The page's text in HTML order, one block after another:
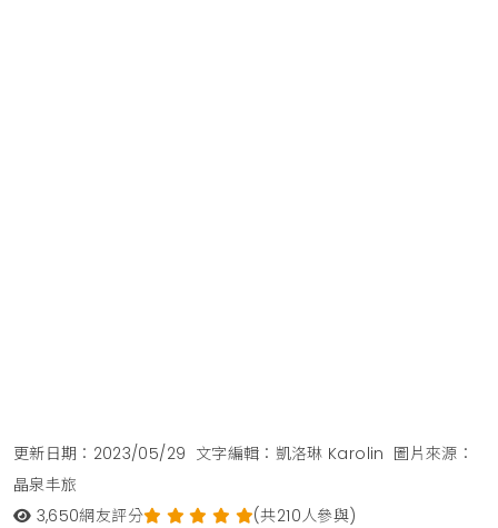
更新日期：2023/05/29 文字編輯：凱洛琳 Karolin 圖片來源：
晶泉丰旅
3,650網友評分 (共210人參與)